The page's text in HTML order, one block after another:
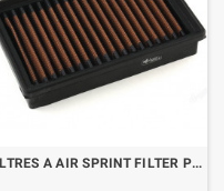
FILTRES A AIR SPRINT FILTER PM142S pour BMW R1200GS 13-18, R1250GS 19-22, R1200R-RS-RT 14-18